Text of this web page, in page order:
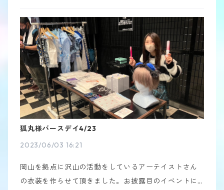
狐丸様バースデイ4/23
2023/06/03 16:21
岡山を拠点に沢山の活動をしているアーテイストさん
の衣装を作らせて頂きました。お披露目のイベントに